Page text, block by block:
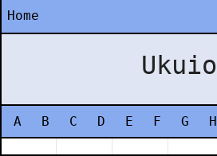
Home
Ukuio
A B C D E F G H